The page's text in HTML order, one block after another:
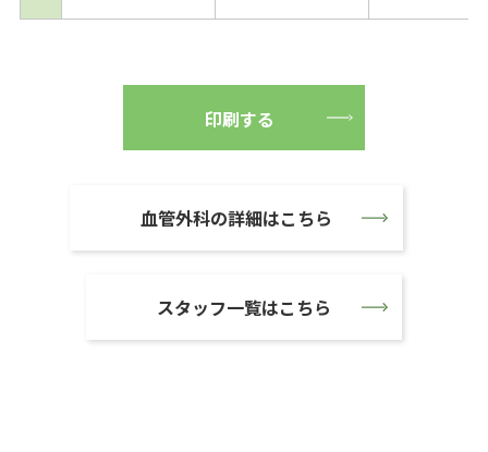
印刷する
血管外科の詳細はこちら
スタッフ一覧はこちら